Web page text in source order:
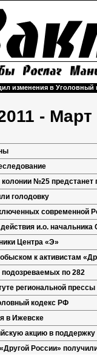
изменения в Уголовный
- Март
№25 предстанет
голодовку
современной
и.о.
Центра «Э»
к активистам
подозреваемых по 282
региональной прессы
кодекс РФ
в Ижевске
акцию в
России»